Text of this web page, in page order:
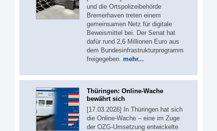
und die Ortspolizeibehörde
Bremerhaven treten einem
gemeinsamen Netz für digitale
Beweismittel bei. Der Senat hat
dafür rund 2,6 Millionen Euro aus
dem Bundesinfrastrukturprogramm
freigegeben. mehr...
Thüringen: Online-Wache
bewährt sich
[17.03.2026] In Thüringen hat sich
die Online-Wache – eine im Zuge
der OZG-Umsetzung entwickelte